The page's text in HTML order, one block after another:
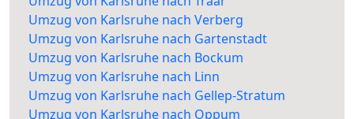
Umzug von Karlsruhe nach Verberg
Umzug von Karlsruhe nach Gartenstadt
Umzug von Karlsruhe nach Bockum
Umzug von Karlsruhe nach Linn
Umzug von Karlsruhe nach Gellep-Stratum
Umzug von Karlsruhe nach Oppum